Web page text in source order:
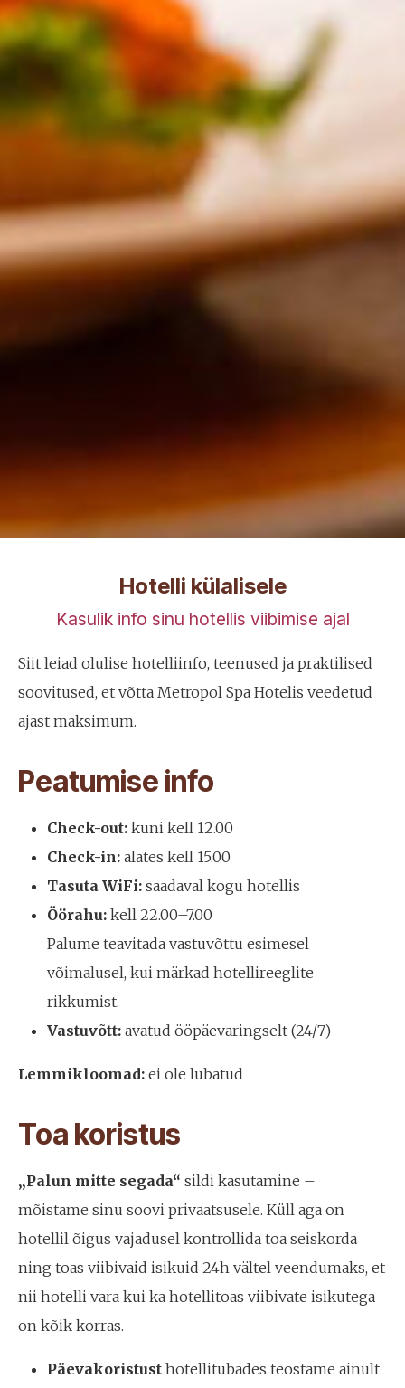
Hotelli külalisele
Kasulik info sinu hotellis viibimise ajal
Siit leiad olulise hotelliinfo, teenused ja praktilised
soovitused, et võtta Metropol Spa Hotelis veedetud
ajast maksimum.
Peatumise info
Check-out: kuni kell 12.00
Check-in: alates kell 15.00
Tasuta WiFi: saadaval kogu hotellis
Öörahu: kell 22.00–7.00
Palume teavitada vastuvõttu esimesel
võimalusel, kui märkad hotellireeglite
rikkumist.
Vastuvõtt: avatud ööpäevaringselt (24/7)
Lemmikloomad: ei ole lubatud
Toa koristus
„Palun mitte segada“ sildi kasutamine –
mõistame sinu soovi privaatsusele. Küll aga on
hotellil õigus vajadusel kontrollida toa seiskorda
ning toas viibivaid isikuid 24h vältel veendumaks, et
nii hotelli vara kui ka hotellitoas viibivate isikutega
on kõik korras.
Päevakoristust hotellitubades teostame ainult